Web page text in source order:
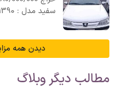
سفید مدل : 1390 (مصادره ای دولت)
دیدن همه
مطالب دیگر وبلاگ